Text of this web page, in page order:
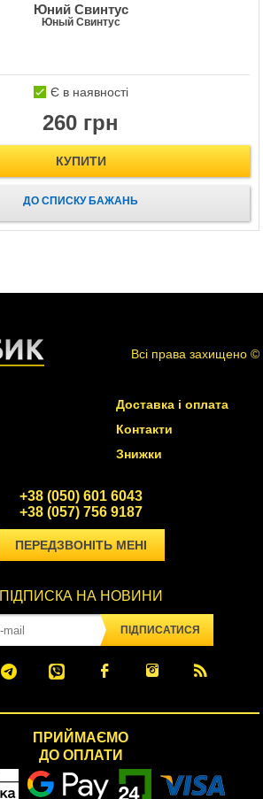
Юний Свинтус
Юный Свинтус
Є в наявності
260 грн
КУПИТИ
ДО СПИСКУ БАЖАНЬ
Всі права захищено ©
Доставка і оплата
Контакти
Знижки
+38 (050) 601 6043
+38 (057) 756 9187
ПЕРЕДЗВОНІТЬ МЕНІ
ПІДПИСКА НА НОВИНИ
ПІДПИСАТИСЯ
ПРИЙМАЄМО
ДО ОПЛАТИ